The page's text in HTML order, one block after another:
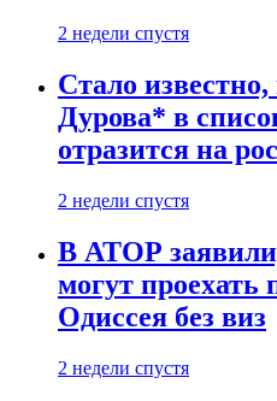
2 недели спустя
Стало
Дурова* в
отразится на
2 недели спустя
В АТОР
могут проехать
Одиссея без виз
2 недели спустя